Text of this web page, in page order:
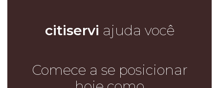
citiservi ajuda você
Comece a se posicionar